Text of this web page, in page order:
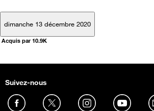
dimanche 13 décembre 2020
Acquis par 10.9K
Suivez-nous